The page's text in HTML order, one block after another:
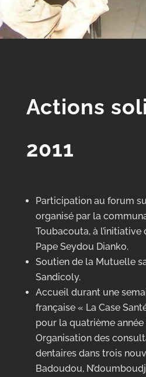
Actions
2011
Participation au forum
organisé par la
Toubacouta, à l’initiative
Pape Seydou Dianko.
Soutien de la Mutuelle
Sandicoly.
Accueil durant une
française « La Case
pour la quatrième
Organisation des
dentaires dans trois
Badoudou,